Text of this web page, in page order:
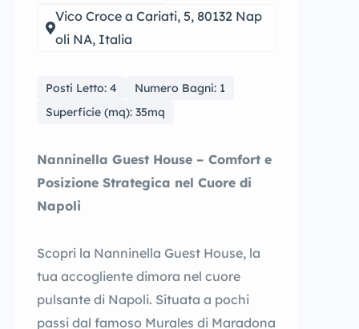
Vico Croce a Cariati, 5, 80132 Nap
oli NA, Italia
Posti Letto: 4
Numero Bagni: 1
Superficie (mq): 35mq
Nanninella Guest House – Comfort e
Posizione Strategica nel Cuore di
Napoli
Scopri la Nanninella Guest House, la
tua accogliente dimora nel cuore
pulsante di Napoli. Situata a pochi
passi dal famoso Murales di Maradona